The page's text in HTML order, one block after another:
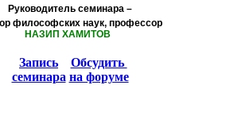
Руководитель семинара –
философских наук, профессор
НАЗИП ХАМИТОВ
Запись
семинара
Обсудить
на форуме